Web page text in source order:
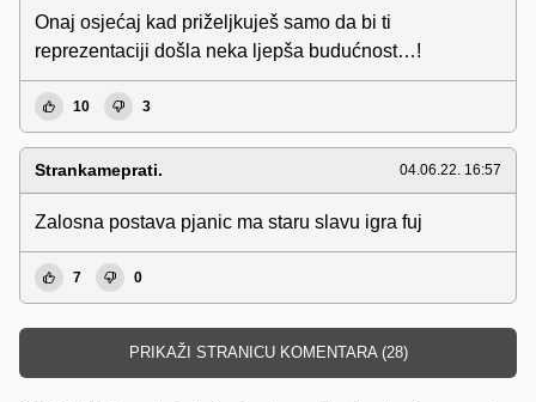
Onaj osjećaj kad priželjkuješ samo da bi ti
reprezentaciji došla neka ljepša budućnost…!
10 3
Strankameprati. 04.06.22. 16:57
Zalosna postava pjanic ma staru slavu igra fuj
7 0
PRIKAŽI STRANICU KOMENTARA (28)